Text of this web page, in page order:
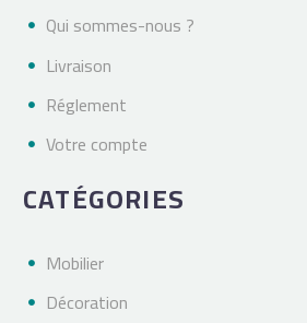
Qui sommes-nous ?
Livraison
Réglement
Votre compte
CATÉGORIES
Mobilier
Décoration